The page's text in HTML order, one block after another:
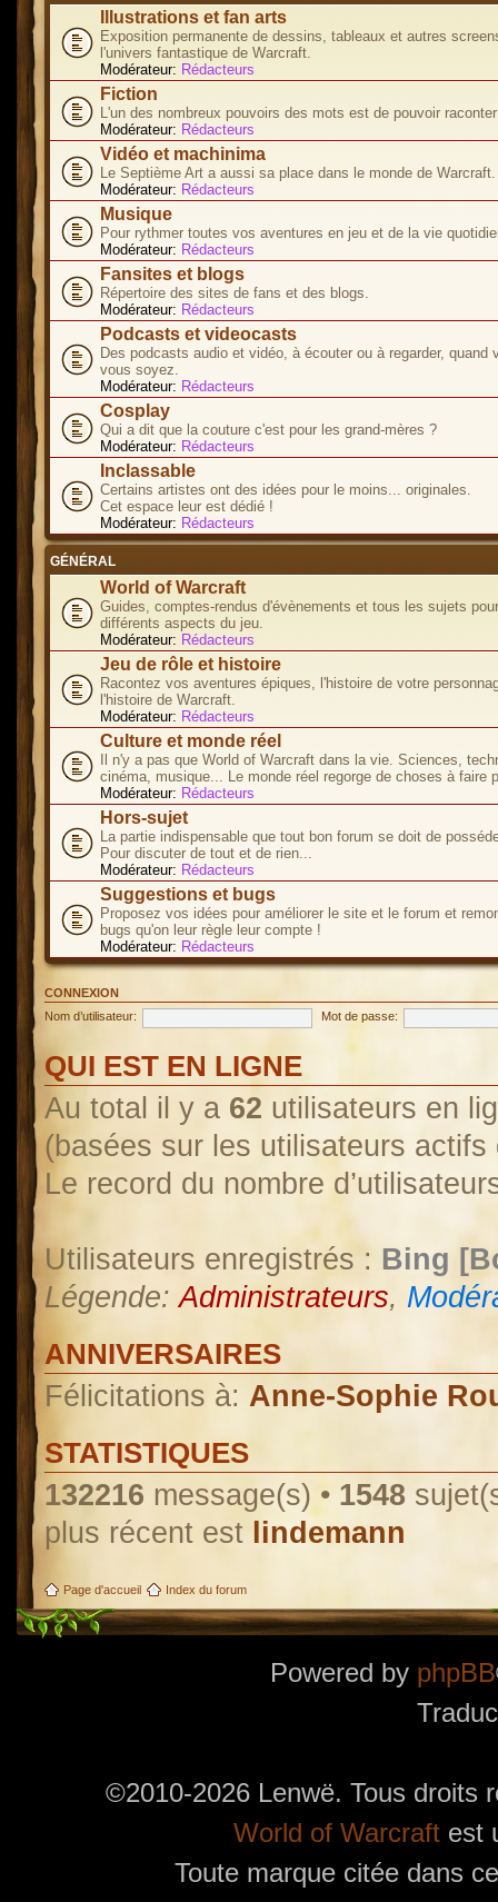
Illustrations et fan arts
Exposition permanente de dessins, tableaux et autres
l'univers fantastique de Warcraft.
Modérateur: Rédacteurs
Fiction
L'un des nombreux pouvoirs des mots est de pouvoir
Modérateur: Rédacteurs
Vidéo et machinima
Le Septième Art a aussi sa place dans le monde de Warcraft.
Modérateur: Rédacteurs
Musique
Pour rythmer toutes vos aventures en jeu et de la vie
Modérateur: Rédacteurs
Fansites et blogs
Répertoire des sites de fans et des blogs.
Modérateur: Rédacteurs
Podcasts et videocasts
Des podcasts audio et vidéo, à écouter ou à regarder, quand
vous soyez.
Modérateur: Rédacteurs
Cosplay
Qui a dit que la couture c'est pour les grand-mères ?
Modérateur: Rédacteurs
Inclassable
Certains artistes ont des idées pour le moins... originales.
Cet espace leur est dédié !
Modérateur: Rédacteurs
GÉNÉRAL
World of Warcraft
Guides, comptes-rendus d'évènements et tous les sujets
différents aspects du jeu.
Modérateur: Rédacteurs
Jeu de rôle et histoire
Racontez vos aventures épiques, l'histoire de votre
l'histoire de Warcraft.
Modérateur: Rédacteurs
Culture et monde réel
Il n'y a pas que World of Warcraft dans la vie. Sciences,
cinéma, musique... Le monde réel regorge de choses à faire
Modérateur: Rédacteurs
Hors-sujet
La partie indispensable que tout bon forum se doit de
Pour discuter de tout et de rien...
Modérateur: Rédacteurs
Suggestions et bugs
Proposez vos idées pour améliorer le site et le forum et
bugs qu'on leur règle leur compte !
Modérateur: Rédacteurs
CONNEXION
Nom d’utilisateur:
Mot de passe:
QUI EST EN LIGNE
Au total il y a 62 utilisateurs en
(basées sur les utilisateurs
Le record du nombre
Utilisateurs enregistrés : Bing
Légende:Administrateurs,
ANNIVERSAIRES
Félicitations à: Anne-Sophie
STATISTIQUES
132216 message(s) • 1548
plus récent est lindemann
Page d'accueil Index du forum
Powered by phpBB
©2010-2026 Lenwë. Tous droits
World of Warcraftest
Toute marque citée dans